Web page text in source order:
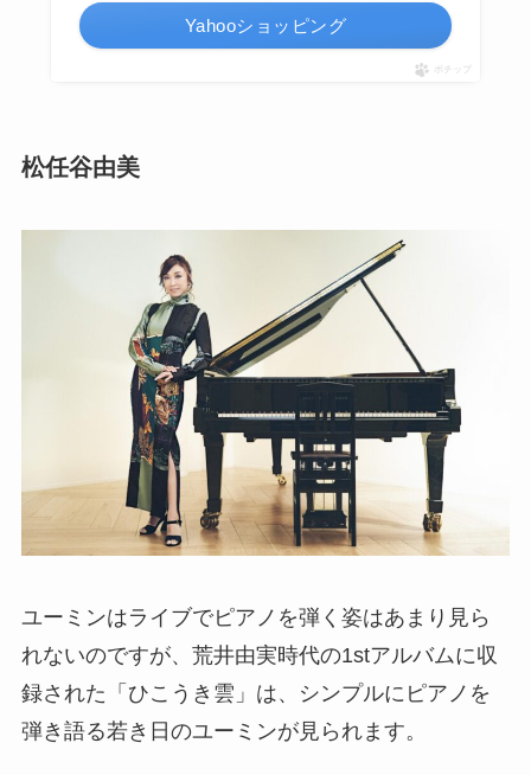
Yahooショッピング
ポチップ
松任谷由美
ユーミンはライブでピアノを弾く姿はあまり見ら
れないのですが、荒井由実時代の1stアルバムに収
録された「ひこうき雲」は、シンプルにピアノを
弾き語る若き日のユーミンが見られます。